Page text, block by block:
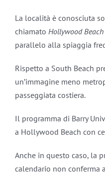
La località è conosciuta
chiamato Hollywood
parallelo alla spiaggia
Rispetto a South Beach
un’immagine meno
passeggiata costiera.
Il programma di Barry
a Hollywood Beach con
Anche in questo caso, la
calendario non conferma